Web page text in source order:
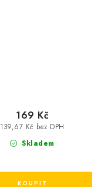
Skladem
139,67 Kč bez DPH
169 Kč